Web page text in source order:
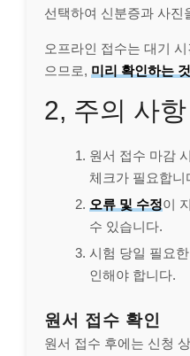
선택하여 신분증과 사진
오프라인 접수는 대기
으므로, 미리 확인하는
2, 주의 사항
원서 접수 마감
체크가 필요합니
오류 및 수정이
수 있습니다.
시험 당일 필요
인해야 합니다.
원서 접수 확인
원서 접수 후에는 신청